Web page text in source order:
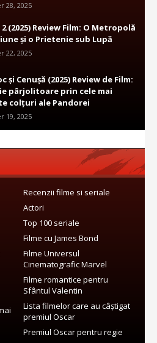
28, 2025
(2025) Review Film: O Metropolă
și o Prietenie sub Lupă
22, 2025
și Cenușă (2025) Review de Film:
pârjolitoare prin cele mai
colțuri ale Pandorei
19, 2025
Recenzii filme si seriale
Actori
Top 100 seriale
Filme cu James Bond
Filme Universul
Cinematografic Marvel
Filme romantice pentru
Sfântul Valentin
Lista filmelor care au câștigat
premiul Oscar
Premiul Oscar pentru regie